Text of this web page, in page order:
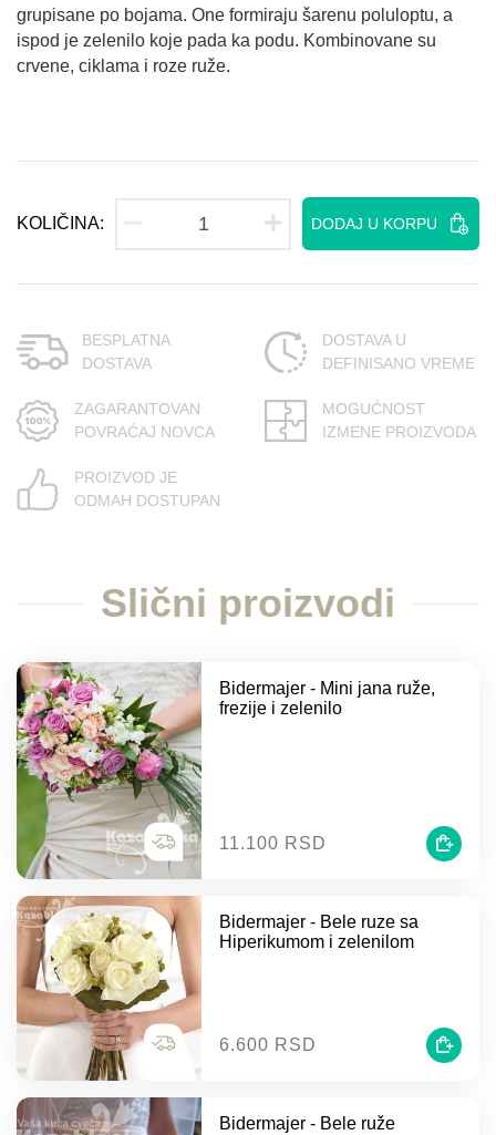
grupisane po bojama. One formiraju šarenu poluloptu, a
ispod je zelenilo koje pada ka podu. Kombinovane su
crvene, ciklama i roze ruže.
KOLIČINA: DODAJ U KORPU
BESPLATNA
DOSTAVA
DOSTAVA U
DEFINISANO VREME
ZAGARANTOVAN
POVRAĆAJ NOVCA
MOGUĆNOST
IZMENE PROIZVODA
PROIZVOD JE
ODMAH DOSTUPAN
Slični proizvodi
Bidermajer - Mini jana ruže,
frezije i zelenilo
11.100 RSD
Bidermajer - Bele ruze sa
Hiperikumom i zelenilom
6.600 RSD
Bidermajer - Bele ruže